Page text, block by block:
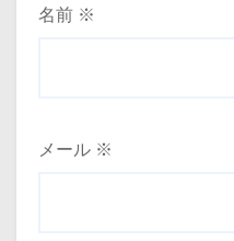
名前 ※
メール ※